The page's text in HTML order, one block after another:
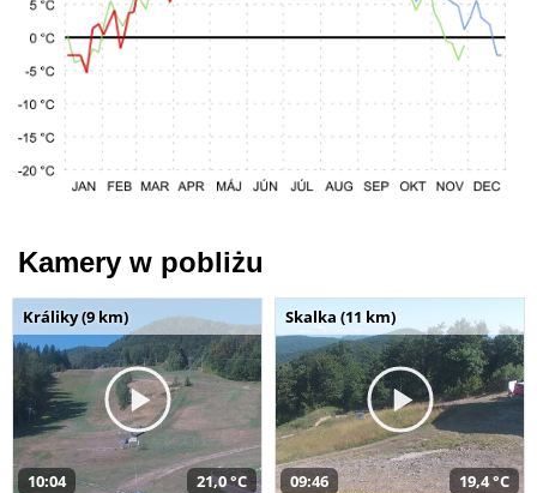
Kamery w pobliżu
Králiky (9 km)
10:04 21,0 °C
Skalka (11 km)
09:46 19,4 °C